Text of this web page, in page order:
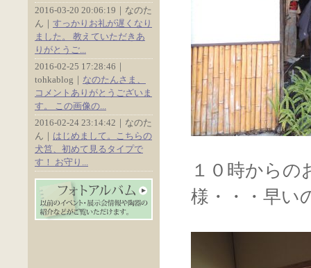
１０時からの
様・・・早い
2016-03-20 20:06:19｜なのた
ん｜ すっかりお礼が遅くなり
ました。 教えていただきあ
りがとうご...
2016-02-25 17:28:46｜
tohkablog｜ なのたんさま、
コメントありがとうございま
す。 この画像の...
2016-02-24 23:14:42｜なのた
ん｜ はじめまして。こちらの
犬筥、初めて見るタイプで
す！ お守り...